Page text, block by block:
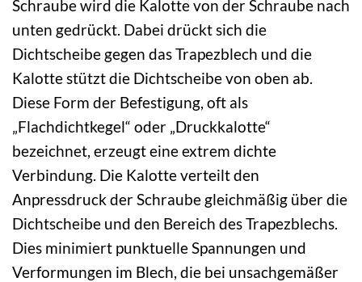
Schraube wird die Kalotte von der Schraube nach
unten gedrückt. Dabei drückt sich die
Dichtscheibe gegen das Trapezblech und die
Kalotte stützt die Dichtscheibe von oben ab.
Diese Form der Befestigung, oft als
„Flachdichtkegel“ oder „Druckkalotte“
bezeichnet, erzeugt eine extrem dichte
Verbindung. Die Kalotte verteilt den
Anpressdruck der Schraube gleichmäßig über die
Dichtscheibe und den Bereich des Trapezblechs.
Dies minimiert punktuelle Spannungen und
Verformungen im Blech, die bei unsachgemäßer